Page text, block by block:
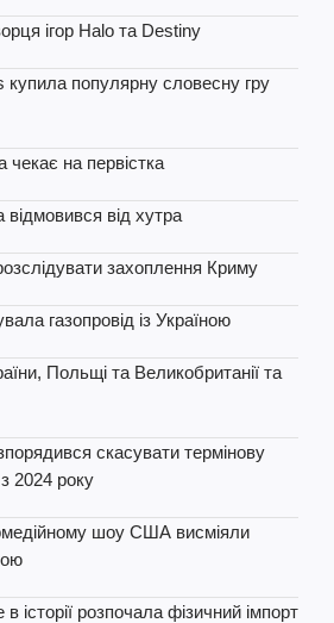
ігор Halo та Destiny
купила популярну словесну гру
чекає на первістка
від хутра
захоплення Криму
газопровід із Україною
Польщі та Великобританії та
скасувати термінову
2024 року
шоу США висміяли
історії розпочала фізичний імпорт